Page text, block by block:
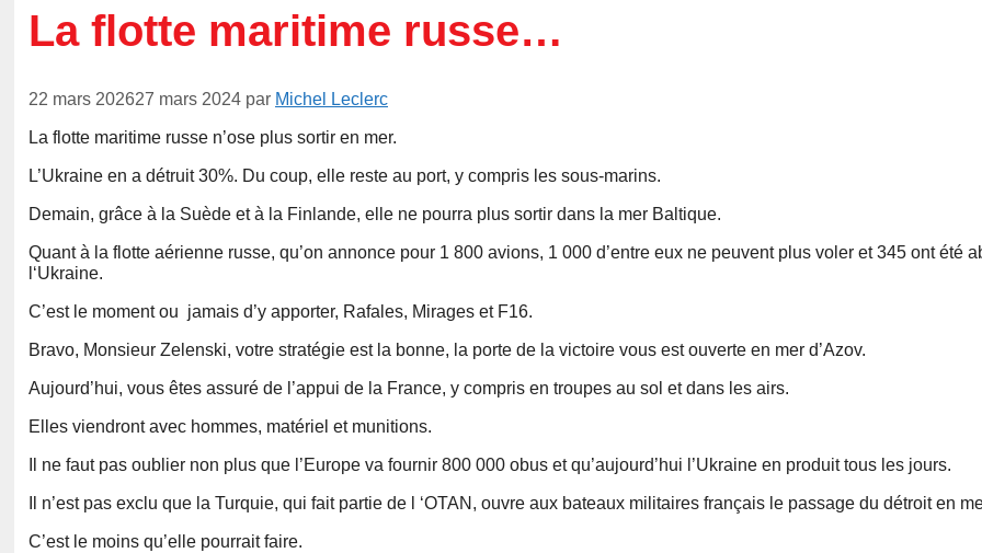
La flotte maritime russe…
22 mars 202627 mars 2024 par Michel Leclerc
La flotte maritime russe n’ose plus sortir en mer.
L’Ukraine en a détruit 30%. Du coup, elle reste au port, y compris les sous-marins.
Demain, grâce à la Suède et à la Finlande, elle ne pourra plus sortir dans la mer Baltique.
Quant à la flotte aérienne russe, qu’on annonce pour 1 800 avions, 1 000 d’entre eux ne peuvent plus voler et 345 ont été
l‘Ukraine.
C’est le moment ou jamais d’y apporter, Rafales, Mirages et F16.
Bravo, Monsieur Zelenski, votre stratégie est la bonne, la porte de la victoire vous est ouverte en mer d’Azov.
Aujourd’hui, vous êtes assuré de l’appui de la France, y compris en troupes au sol et dans les airs.
Elles viendront avec hommes, matériel et munitions.
Il ne faut pas oublier non plus que l’Europe va fournir 800 000 obus et qu’aujourd’hui l’Ukraine en produit tous les jours.
Il n’est pas exclu que la Turquie, qui fait partie de l ‘OTAN, ouvre aux bateaux militaires français le passage du détroit en
C’est le moins qu’elle pourrait faire.